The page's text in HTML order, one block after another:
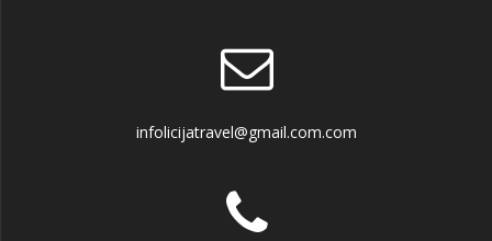
infolicijatravel@gmail.com.com